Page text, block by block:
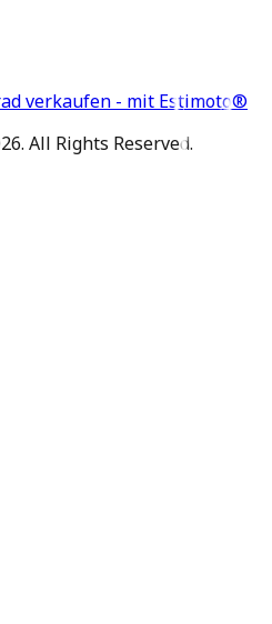
verkaufen - mit Estimoto®
. All Rights Reserved.